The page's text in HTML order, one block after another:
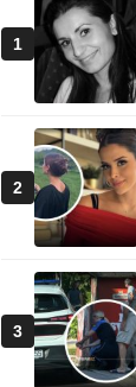
1
2
3